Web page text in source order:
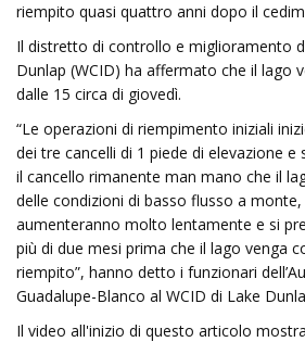
riempito quasi quattro anni dopo il
Il distretto di controllo e miglioramento
Dunlap (WCID) ha affermato che il lago
dalle 15 circa di giovedì.
“Le operazioni di riempimento iniziali
dei tre cancelli di 1 piede di elevazione
il cancello rimanente man mano che il
delle condizioni di basso flusso a monte,
aumenteranno molto lentamente e si
più di due mesi prima che il lago venga
riempito”, hanno detto i funzionari
Guadalupe-Blanco al WCID di Lake
Il video all'inizio di questo articolo